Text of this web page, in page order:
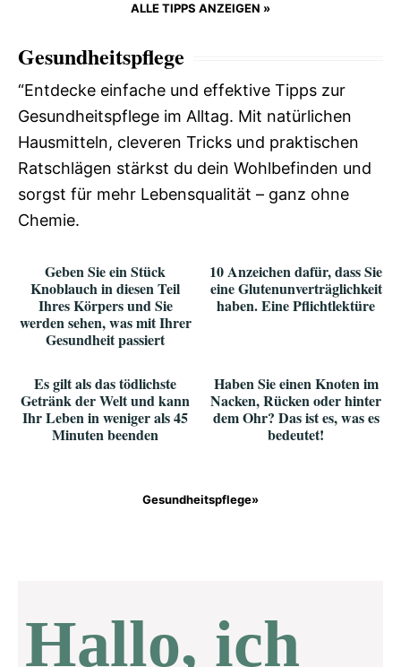
ALLE TIPPS ANZEIGEN »
Gesundheitspflege
“Entdecke einfache und effektive Tipps zur
Gesundheitspflege im Alltag. Mit natürlichen
Hausmitteln, cleveren Tricks und praktischen
Ratschlägen stärkst du dein Wohlbefinden und
sorgst für mehr Lebensqualität – ganz ohne
Chemie.
Geben Sie ein Stück
Knoblauch in diesen Teil
Ihres Körpers und Sie
werden sehen, was mit Ihrer
Gesundheit passiert
10 Anzeichen dafür, dass Sie
eine Glutenunverträglichkeit
haben. Eine Pflichtlektüre
Es gilt als das tödlichste
Getränk der Welt und kann
Ihr Leben in weniger als 45
Minuten beenden
Haben Sie einen Knoten im
Nacken, Rücken oder hinter
dem Ohr? Das ist es, was es
bedeutet!
Gesundheitspflege»
Hallo, ich